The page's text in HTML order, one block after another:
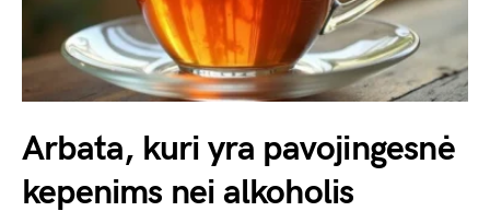
Arbata, kuri yra pavojingesnė
kepenims nei alkoholis